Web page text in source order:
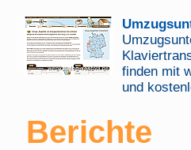
finden mit
und
Berichte